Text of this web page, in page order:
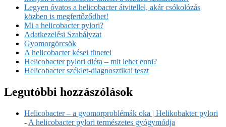
Legyen óvatos a helicobacter átvitellel, akár csókolózás
közben is megfertőződhet!
Mi a helicobacter pylori?
Adatkezelési Szabályzat
Gyomorgörcsök
A helicobacter kései tünetei
Helicobacter pylori diéta – mit lehet enni?
Helicobacter széklet-diagnosztikai teszt
Legutóbbi hozzászólások
Helicobacter – a gyomorproblémák oka | Helikobakter pylori
- A helicobacter pylori természetes gyógymódja